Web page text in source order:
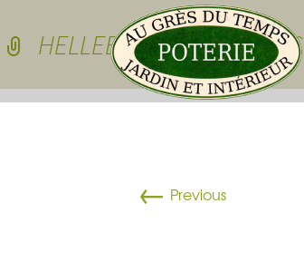
HELLEBORES ET BULBES
← Previous